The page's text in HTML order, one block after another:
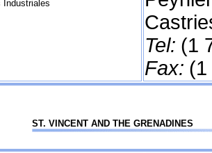
Industriales
Tel: (1
Fax: (1
ST. VINCENT AND THE GRENADINES